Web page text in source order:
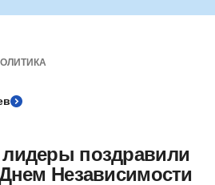
поздравили
Независимости